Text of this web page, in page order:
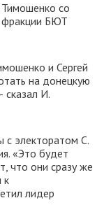
со
фракции БЮТ
и Сергей
на донецкую
сказал И.
с электоратом С.
«Это будет
что они сразу же
к
лидер